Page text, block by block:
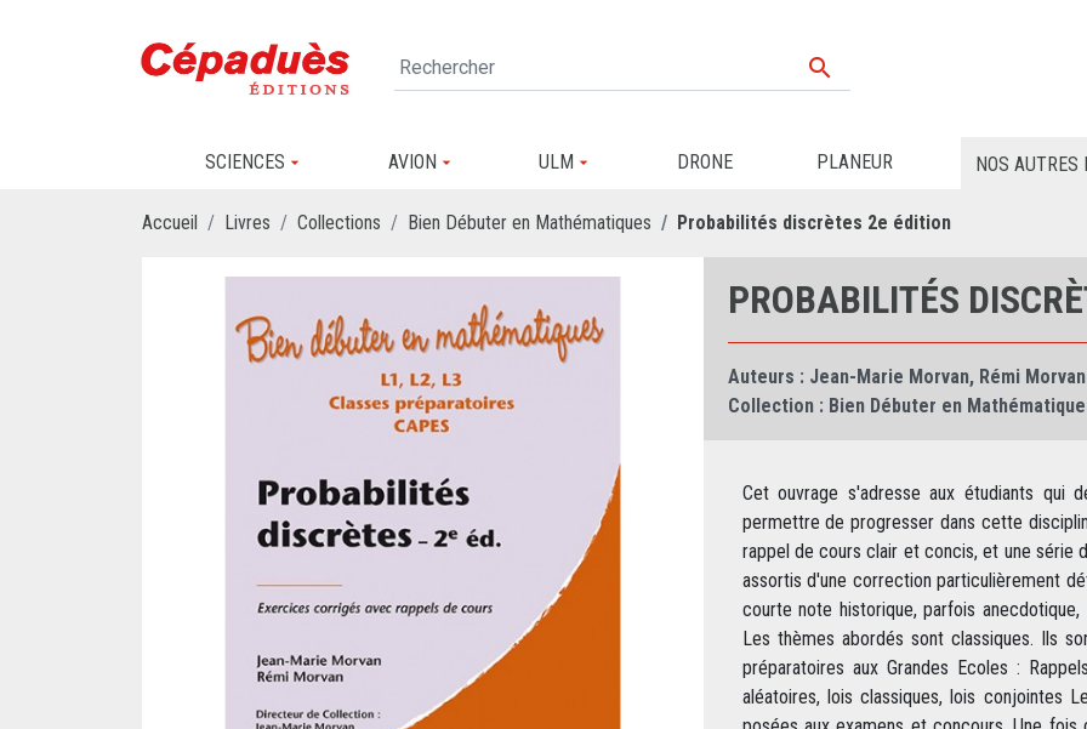

SCIENCES AVION ULM DRONE PLANEUR NOS AUTRES
Accueil Livres Collections Bien Débuter en Mathématiques Probabilités discrètes 2e édition
PROBABILITÉS
Auteurs : Jean-Marie Morvan, Rémi Morvan
Collection : Bien Débuter en
Cet ouvrage s'adresse aux étudiants qui
permettre de progresser dans cette
rappel de cours clair et concis, et une série
assortis d'une correction particulièrement
courte note historique, parfois
Les thèmes abordés sont classiques. Ils
préparatoires aux Grandes Ecoles :
aléatoires, lois classiques, lois conjointes